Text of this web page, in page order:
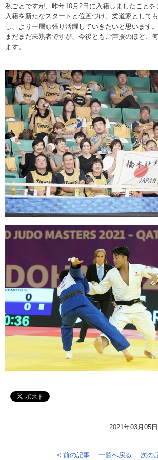
私ごとですが、昨年10月2日に入籍しましたことを
入籍を新たなスタートと位置づけ、柔道家として
し、より一層頑張り活躍していきたいと思います。
まだまだ未熟者ですが、今後ともご声援のほど、
ます。
2021年03月05
< 前の記事 一覧へ戻る 次の